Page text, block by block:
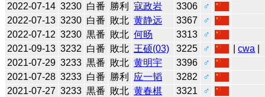
2022-07-14 3230 白番 勝利 寇政岩 3306
♂
2022-07-13 3230 白番 敗北 黄静远 3367
♂
2022-07-12 3230 黒番 敗北 何旸 3313
♂
2021-09-13 3232 白番 敗北 王硕(03) 3225 ♂ |cwa
2021-07-29 3233 黒番 敗北 黄明宇 3396
♂
2021-07-28 3233 白番 勝利 应一韬 3282
♂
2021-07-27 3233 黒番 敗北 黄春棋 3321
♂